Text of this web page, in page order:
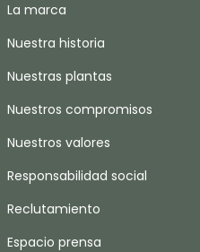
La marca
Nuestra historia
Nuestras plantas
Nuestros compromisos
Nuestros valores
Responsabilidad social
Reclutamiento
Espacio prensa